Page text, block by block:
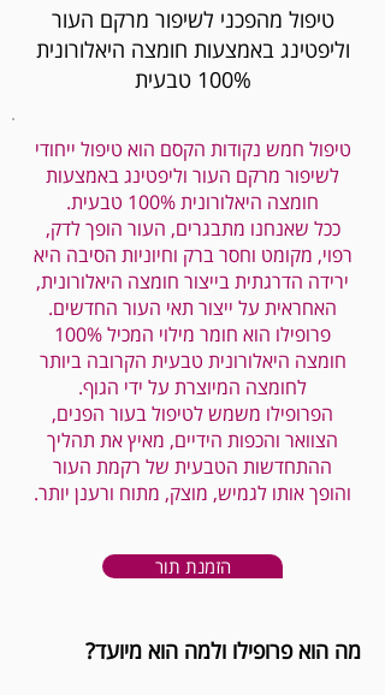
טיפול מהפכני לשיפור מרקם העור
וליפטינג באמצעות חומצה היאלורונית
100% טבעית
טיפול חמש נקודות הקסם הוא טיפול ייחודי
לשיפור מרקם העור וליפטינג באמצעות
חומצה היאלורונית 100% טבעית.
ככל שאנחנו מתבגרים, העור הופך לדק,
רפוי, מקומט וחסר ברק וחיוניות הסיבה היא
ירידה הדרגתית בייצור חומצה היאלורונית,
האחראית על ייצור תאי העור החדשים.
פרופילו הוא חומר מילוי המכיל 100%
חומצה היאלורונית טבעית הקרובה ביותר
לחומצה המיוצרת על ידי הגוף.
הפרופילו משמש לטיפול בעור הפנים,
הצוואר והכפות הידיים, מאיץ את תהליך
ההתחדשות הטבעית של רקמת העור
והופך אותו לגמיש, מוצק, מתוח ורענן יותר.
הזמנת תור
מה הוא פרופילו ולמה הוא מיועד?